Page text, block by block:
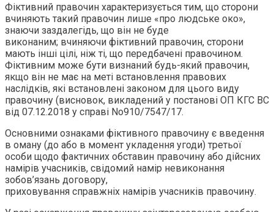
Фіктивний правочин характеризується тим, що сторони
вчиняють такий правочин лише «про людське око»,
знаючи заздалегідь, що він не буде
виконаним; вчиняючи фіктивний правочин, сторони
мають інші цілі, ніж ті, що передбачені правочином.
Фіктивним може бути визнаний будь-який правочин,
якщо він не має на меті встановлення правових
наслідків, які встановлені законом для цього виду
правочину (висновок, викладений у постанові ОП КГС ВС
від 07.12.2018 у справі No910/7547/17.
Основними ознаками фіктивного правочину є введення
в оману (до або в момент укладення угоди) третьої
особи щодо фактичних обставин правочину або дійсних
намірів учасників, свідомий намір невиконання
зобов’язань договору,
приховування справжніх намірів учасників правочину.